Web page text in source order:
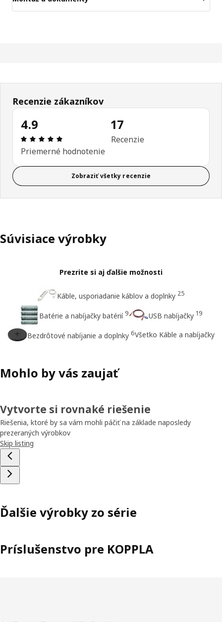
Recenzie zákazníkov
4.9
Hodnotenie: 4.9 z 5 hviezdičiek. Celkový počet
Priemerné hodnotenie
17
Recenzie
Zobraziť všetky recenzie
Súvisiace výrobky
Prezrite si aj ďalšie možnosti
Káble, usporiadanie káblov a doplnky 25
Batérie a nabíjačky batérií 9 USB nabíjačky 19
Bezdrôtové nabíjanie a doplnky 6Všetko Káble a nabíjačky
Mohlo by vás zaujať
Vytvorte si rovnaké riešenie
Riešenia, ktoré by sa vám mohli páčiť na základe naposledy
prezeraných výrobkov
Skip listing
Ďalšie výrobky zo série
Príslušenstvo pre KOPPLA